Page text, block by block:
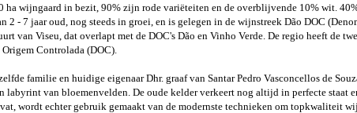
ha wijngaard in bezit, 90% zijn rode variëteiten en de overblijvende 10% wit.
2 - 7 jaar oud, nog steeds in groei, en is gelegen in de wijnstreek Dão DOC
van Viseu, dat overlapt met de DOC's Dão en Vinho Verde. De regio heeft de
Controlada (DOC).
familie en huidige eigenaar Dhr. graaf van Santar Pedro Vasconcellos de
labyrint van bloemenvelden. De oude kelder verkeert nog altijd in perfecte
wordt echter gebruik gemaakt van de modernste technieken om topkwaliteit